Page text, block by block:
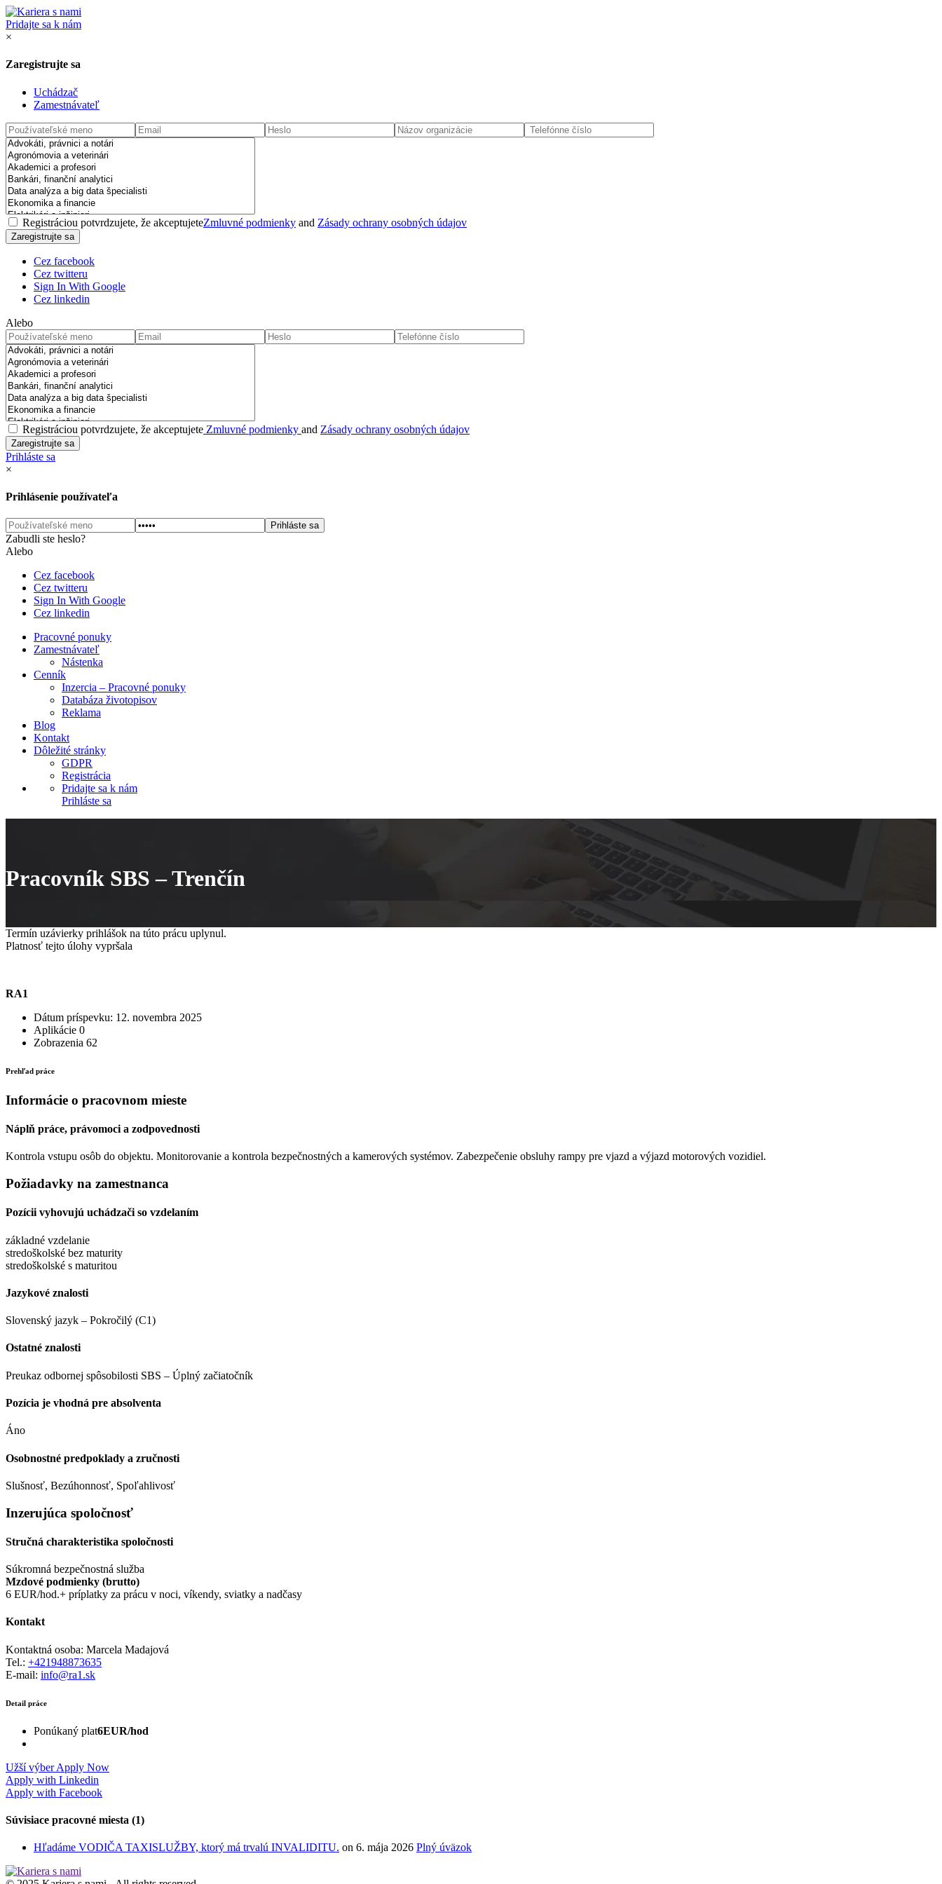
Pridajte sa k nám
×
Zaregistrujte sa
Uchádzač
Zamestnávateľ
Registráciou potvrdzujete, že akceptujeteZmluvné podmienky and Zásady ochrany osobných údajov
Cez facebook
Cez twitteru
Sign In With Google
Cez linkedin
Alebo
Registráciou potvrdzujete, že akceptujete Zmluvné podmienky and Zásady ochrany osobných údajov
Prihláste sa
×
Prihlásenie používateľa
Zabudli ste heslo?
Alebo
Cez facebook
Cez twitteru
Sign In With Google
Cez linkedin
Pracovné ponuky
Zamestnávateľ
Nástenka
Cenník
Inzercia – Pracovné ponuky
Databáza životopisov
Reklama
Blog
Kontakt
Dôležité stránky
GDPR
Registrácia
Pridajte sa k nám
Prihláste sa
Pracovník SBS – Trenčín
Termín uzávierky prihlášok na túto prácu uplynul.
Platnosť tejto úlohy vypršala
RA1
Dátum príspevku: 12. novembra 2025
Aplikácie 0
Zobrazenia 62
Prehľad práce
Informácie o pracovnom mieste
Náplň práce, právomoci a zodpovednosti
Kontrola vstupu osôb do objektu. Monitorovanie a kontrola bezpečnostných a kamerových systémov. Zabezpečenie obsluhy rampy pre vjazd a výjazd motorových vozidiel.
Požiadavky na zamestnanca
Pozícii vyhovujú uchádzači so vzdelaním
základné vzdelanie
stredoškolské bez maturity
stredoškolské s maturitou
Jazykové znalosti
Slovenský jazyk – Pokročilý (C1)
Ostatné znalosti
Preukaz odbornej spôsobilosti SBS – Úplný začiatočník
Pozícia je vhodná pre absolventa
Áno
Osobnostné predpoklady a zručnosti
Slušnosť, Bezúhonnosť, Spoľahlivosť
Inzerujúca spoločnosť
Stručná charakteristika spoločnosti
Súkromná bezpečnostná služba
Mzdové podmienky (brutto)
6 EUR/hod.+ príplatky za prácu v noci, víkendy, sviatky a nadčasy
Kontakt
Kontaktná osoba: Marcela Madajová
Tel.: +421948873635
E-mail: info@ra1.sk
Detail práce
Ponúkaný plat6EUR/hod
Užší výberApply Now
Apply with Linkedin
Apply with Facebook
Súvisiace pracovné miesta (1)
Hľadáme VODIČA TAXISLUŽBY, ktorý má trvalú INVALIDITU. on 6. mája 2026 Plný úväzok